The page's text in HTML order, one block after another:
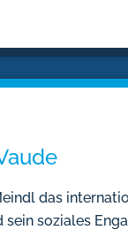
das
soziales